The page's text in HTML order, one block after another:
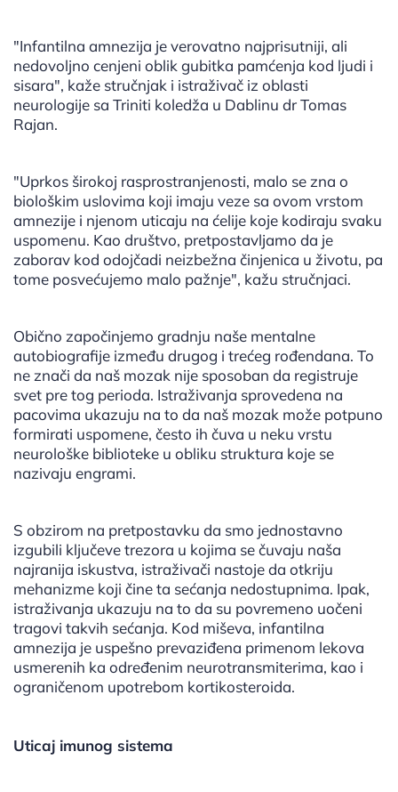
"Infantilna amnezija je verovatno najprisutniji, ali
nedovoljno cenjeni oblik gubitka pamćenja kod ljudi i
sisara", kaže stručnjak i istraživač iz oblasti
neurologije sa Triniti koledža u Dablinu dr Tomas
Rajan.
"Uprkos širokoj rasprostranjenosti, malo se zna o
biološkim uslovima koji imaju veze sa ovom vrstom
amnezije i njenom uticaju na ćelije koje kodiraju svaku
uspomenu. Kao društvo, pretpostavljamo da je
zaborav kod odojčadi neizbežna činjenica u životu, pa
tome posvećujemo malo pažnje", kažu stručnjaci.
Obično započinjemo gradnju naše mentalne
autobiografije između drugog i trećeg rođendana. To
ne znači da naš mozak nije sposoban da registruje
svet pre tog perioda. Istraživanja sprovedena na
pacovima ukazuju na to da naš mozak može potpuno
formirati uspomene, često ih čuva u neku vrstu
neurološke biblioteke u obliku struktura koje se
nazivaju engrami.
S obzirom na pretpostavku da smo jednostavno
izgubili ključeve trezora u kojima se čuvaju naša
najranija iskustva, istraživači nastoje da otkriju
mehanizme koji čine ta sećanja nedostupnima. Ipak,
istraživanja ukazuju na to da su povremeno uočeni
tragovi takvih sećanja. Kod miševa, infantilna
amnezija je uspešno prevaziđena primenom lekova
usmerenih ka određenim neurotransmiterima, kao i
ograničenom upotrebom kortikosteroida.
Uticaj imunog sistema